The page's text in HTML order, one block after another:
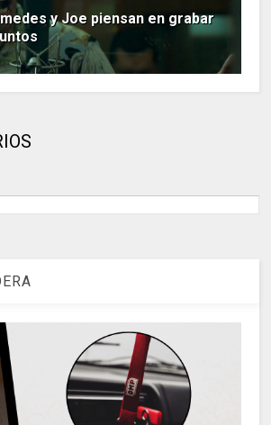
y Joe piensan en grabar